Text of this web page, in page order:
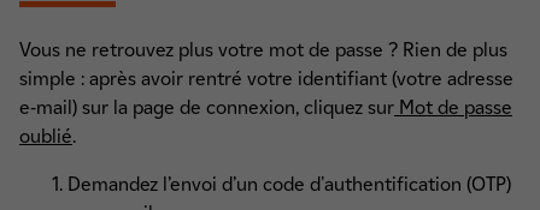
Vous ne retrouvez plus votre mot de passe ? Rien de plus
simple : après avoir rentré votre identifiant (votre adresse
e-mail) sur la page de connexion, cliquez sur Mot de passe
oublié.
Demandez l’envoi d’un code d'authentification (OTP)